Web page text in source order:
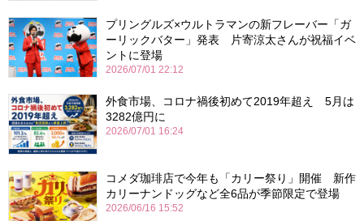
プリングルズ×ウルトラマンの新フレーバー「ガ
ーリックバター」発表 片寄涼太さんが祝福イベ
ントに登場
2026/07/01 22:12
外食市場、コロナ禍後初めて2019年超え 5月は
3282億円に
2026/07/01 16:24
コメダ珈琲店で今年も「カリー祭り」開催 新作
カリーナンドッグなど全6品が季節限定で登場
2026/06/16 15:52